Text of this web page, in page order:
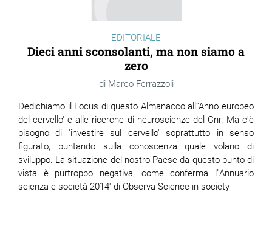
EDITORIALE
Dieci anni sconsolanti, ma non siamo a
zero
Marco Ferrazzoli
Dedichiamo il Focus di questo Almanacco all''Anno europeo
del cervello' e alle ricerche di neuroscienze del Cnr. Ma c'è
bisogno di 'investire sul cervello' soprattutto in senso
figurato, puntando sulla conoscenza quale volano di
sviluppo. La situazione del nostro Paese da questo punto di
vista è purtroppo negativa, come conferma l''Annuario
scienza e società 2014' di Observa-Science in society